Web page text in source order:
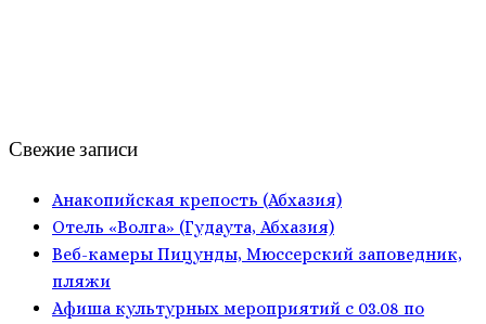
Свежие записи
Анакопийская крепость (Абхазия)
Отель «Волга» (Гудаута, Абхазия)
Веб-камеры Пицунды, Мюссерский заповедник,
пляжи
Афиша культурных мероприятий с 03.08 по